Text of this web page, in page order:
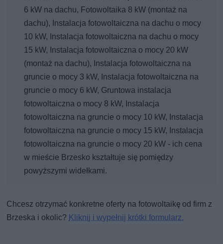
6 kW na dachu, Fotowoltaika 8 kW (montaż na
dachu), Instalacja fotowoltaiczna na dachu o mocy
10 kW, Instalacja fotowoltaiczna na dachu o mocy
15 kW, Instalacja fotowoltaiczna o mocy 20 kW
(montaż na dachu), Instalacja fotowoltaiczna na
gruncie o mocy 3 kW, Instalacja fotowoltaiczna na
gruncie o mocy 6 kW, Gruntowa instalacja
fotowoltaiczna o mocy 8 kW, Instalacja
fotowoltaiczna na gruncie o mocy 10 kW, Instalacja
fotowoltaiczna na gruncie o mocy 15 kW, Instalacja
fotowoltaiczna na gruncie o mocy 20 kW - ich cena
w mieście Brzesko kształtuje się pomiędzy
powyższymi widełkami.
Chcesz otrzymać konkretne oferty na fotowoltaikę od firm z
Brzeska i okolic? Kliknij i wypełnij krótki formularz.